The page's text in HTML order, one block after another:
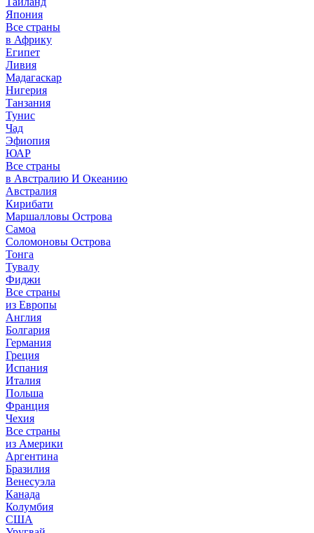
Япония
Все страны
в Африку
Египет
Ливия
Мадагаскар
Нигерия
Танзания
Тунис
Чад
Эфиопия
ЮАР
Все страны
в Австралию И Океанию
Австралия
Кирибати
Маршалловы Острова
Самоа
Соломоновы Острова
Тонга
Тувалу
Фиджи
Все страны
из Европы
Англия
Болгария
Германия
Греция
Испания
Италия
Польша
Франция
Чехия
Все страны
из Америки
Аргентина
Бразилия
Венесуэла
Канада
Колумбия
США